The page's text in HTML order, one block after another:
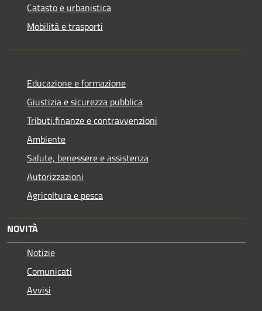
Catasto e urbanistica
Mobilità e trasporti
Educazione e formazione
Giustizia e sicurezza pubblica
Tributi,finanze e contravvenzioni
Ambiente
Salute, benessere e assistenza
Autorizzazioni
Agricoltura e pesca
NOVITÀ
Notizie
Comunicati
Avvisi